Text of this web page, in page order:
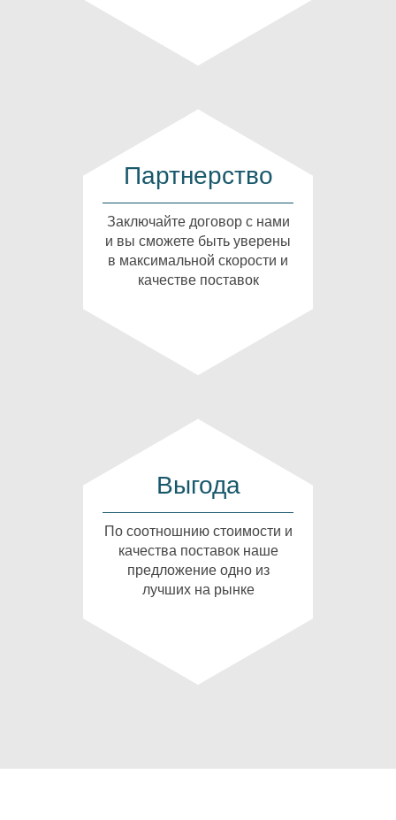
Партнерство
Заключайте договор с нами
и вы сможете быть уверены
в максимальной скорости и
качестве поставок
Выгода
По соотношнию стоимости и
качества поставок наше
предложение одно из
лучших на рынке